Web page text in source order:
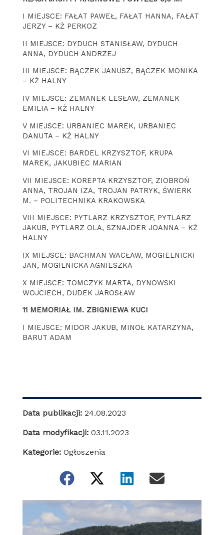
I MIEJSCE: FAŁAT PAWEŁ, FAŁAT HANNA, FAŁAT
JERZY – KŻ PERKOZ
II MIEJSCE: DYDUCH STANISŁAW, DYDUCH
ANNA, DYDUCH ANDRZEJ
III MIEJSCE: BĄCZEK JANUSZ, BĄCZEK MONIKA
– KŻ HALNY
IV MIEJSCE: ZEMANEK LESŁAW, ZEMANEK
EMILIA – KŻ HALNY
V MIEJSCE: URBANIEC MAREK, URBANIEC
DANUTA – KŻ HALNY
VI MIEJSCE: BARDEL KRZYSZTOF, KRUPA
MAREK, JAKUBIEC MARIAN
VII MIEJSCE: KOREPTA KRZYSZTOF, ZIOBROŃ
ANNA, TROJAN IZA, TROJAN PATRYK, ŚWIERK
M. – POLITECHNIKA KRAKOWSKA
VIII MIEJSCE: PYTLARZ KRZYSZTOF, PYTLARZ
JAKUB, PYTLARZ OLA, SZNAJDER JOANNA – KŻ
HALNY
IX MIEJSCE: BACHMAN WACŁAW, MOGIELNICKI
JAN, MOGILNICKA AGNIESZKA
X MIEJSCE: TOMCZYK MARTA, DYNOWSKI
WOJCIECH, DUDEK JAROSŁAW
11 MEMORIAŁ IM. ZBIGNIEWA KUCI
I MIEJSCE: MIDOR JAKUB, MINOŁ KATARZYNA,
BARUT ADAM
Data publikacji: 24.08.2023
Data modyfikacji: 03.11.2023
Kategorie: Ogłoszenia